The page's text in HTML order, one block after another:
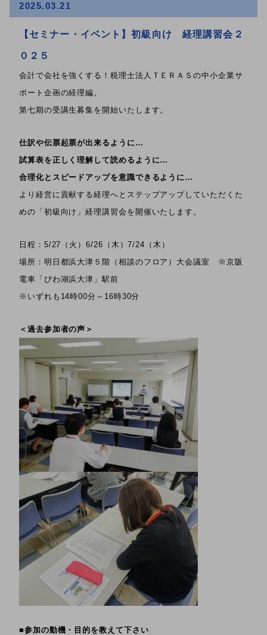
2025.03.21
【セミナー・イベント】初級向け 経理講習会２
０２５
会計で会社を強くする！税理士法人ＴＥＲＡＳの中小企業サ
ポート企画の経理編。
第七期の受講生募集を開始いたします。
仕訳や伝票起票が出来るように…
試算表を正しく理解して読めるように…
合理化とスピードアップを意識できるように…
より経営に貢献する経理へとステップアップしていただくた
めの「初級向け」経理講習会を開催いたします。
日程：5/27（火）6/26（木）7/24（木）
場所：明日都浜大津５階（相談のフロア）大会議室 ※京阪
電車「びわ湖浜大津」駅前
※いずれも14時00分～16時30分
＜過去参加者の声＞
■参加の動機・目的を教えて下さい